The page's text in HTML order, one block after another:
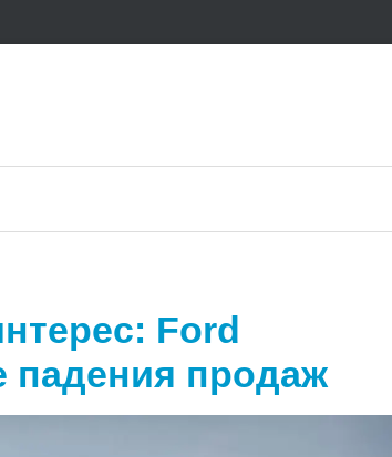
Ford
падения продаж